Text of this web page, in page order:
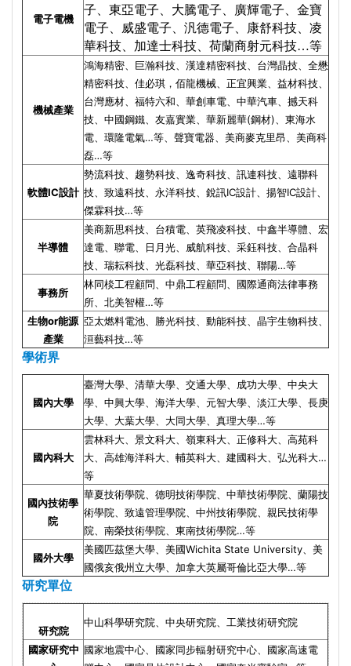
電子電機
子、東亞電子、大騰電子、廣輝電子、金寶
電子、威盛電子、汎德電子、康舒科技、凌
華科技、加達士科技、荷蘭商射元科技…等
機械產業
鴻海精密、巨瀚科技、漢達精密科技、台灣晶技、全懋
精密科技、佳必琪，佰龍機械、正宜興業、益材科技、
台灣應材、福特六和、華創車電、中華汽車、撼天科
技、中國鋼鐵、友嘉實業、華新麗華(鋼材)、東海水
電、環隆電氣…等、聲寶電器、美商麥克里昂、美商科
磊…等
軟體IC設計
勢流科技、趨勢科技、逸奇科技、訊連科技、遠聯科
技、致遠科技、永洋科技、銳訊IC設計、揚智IC設計、
傑霖科技…等
半導體
美商新思科技、台積電、英飛凌科技、中鑫半導體、宏
達電、聯電、日月光、威航科技、采鈺科技、合晶科
技、瑞耘科技、光磊科技、華亞科技、聯陽…等
事務所
林同棪工程顧問、中鼎工程顧問、國際通商法律事務
所、北美智權…等
生物or能源
產業
亞太燃料電池、勝光科技、動能科技、晶宇生物科技、
洹藝科技…等
學術界
國內大學
臺灣大學、清華大學、交通大學、成功大學、中央大
學、中興大學、海洋大學、元智大學、淡江大學、長庚
大學、大葉大學、大同大學、真理大學…等
國內科大
雲林科大、景文科大、嶺東科大、正修科大、高苑科
大、高雄海洋科大、輔英科大、建國科大、弘光科大…
等
國內技術學
院
華夏技術學院、德明技術學院、中華技術學院、蘭陽技
術學院、致遠管理學院、中州技術學院、親民技術學
院、南榮技術學院、東南技術學院…等
國外大學
美國匹茲堡大學、美國Wichita State University、美
國俄亥俄州立大學、 加拿大英屬哥倫比亞大學…等
研究單位
研究院
中山科學研究院、中央研究院、工業技術研究院
國家研究中 國家地震中心、國家同步輻射研究中心、國家高速電